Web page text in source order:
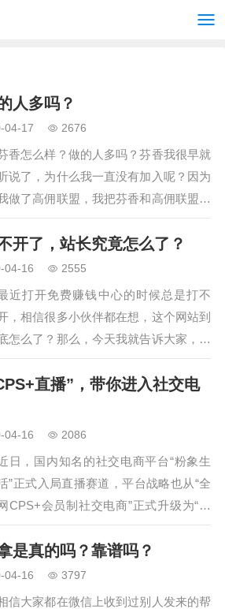
人多吗？
04-17 2676
香怎么样？做的人多吗？芬香我很早就
说了，为什么我一直没有加入呢？因为
做了高佣联盟，我把芬香和高佣联盟做
对比，根本没有任何优势，反而，我觉
高佣联盟更加适合大家，因此就没有
。再说下芬香，网上说京东投资的，不
在我看来，根本就不可能，…
开了，站长究竟怎么了？
04-16 2555
近打开免费赚钱中心的时候总是打不
，相信很多小伙伴都在想，这个网站到
怎么了？那么，今天我就告诉大家，这
站域名被人污染了，现在可以说整个域
报废了。很多人可能感觉奇怪，好好的
直播”，带你进入社交电
04-16 2086
日，国内知名的社交电商平台“粉象生
”正式入局直播赛道，平台战略也从“全
CPS+会员制社交电商”正式升级为“全
CPS+直播”。伴随着本次战略升级，由
象生活引领的“全网CPS+直播”新模式
将整个社交电商行业带入了 4. 0时代。
…
是真的吗？靠谱吗？
04-16 3797
信大家都在微信上收到过别人发来的帮